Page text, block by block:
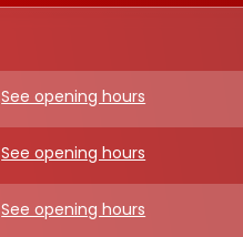
See opening hours
See opening hours
See opening hours